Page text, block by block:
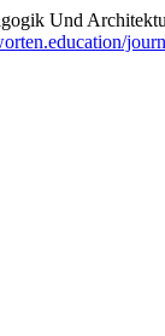
Und